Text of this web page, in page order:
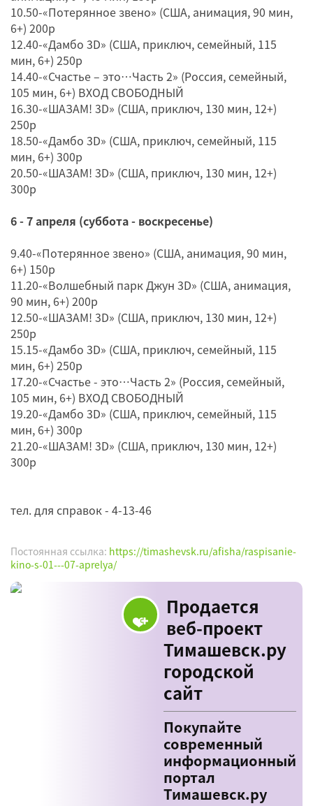
10.50-«Потерянное звено» (США, анимация, 90 мин,
6+) 200р
12.40-«Дамбо 3D» (США, приключ, семейный, 115
мин, 6+) 250р
14.40-«Счастье – это…Часть 2» (Россия, семейный,
105 мин, 6+) ВХОД СВОБОДНЫЙ
16.30-«ШАЗАМ! 3D» (США, приключ, 130 мин, 12+)
250р
18.50-«Дамбо 3D» (США, приключ, семейный, 115
мин, 6+) 300р
20.50-«ШАЗАМ! 3D» (США, приключ, 130 мин, 12+)
300р
6 - 7 апреля (суббота - воскресенье)
9.40-«Потерянное звено» (США, анимация, 90 мин,
6+) 150р
11.20-«Волшебный парк Джун 3D» (США, анимация,
90 мин, 6+) 200р
12.50-«ШАЗАМ! 3D» (США, приключ, 130 мин, 12+)
250р
15.15-«Дамбо 3D» (США, приключ, семейный, 115
мин, 6+) 250р
17.20-«Счастье - это…Часть 2» (Россия, семейный,
105 мин, 6+) ВХОД СВОБОДНЫЙ
19.20-«Дамбо 3D» (США, приключ, семейный, 115
мин, 6+) 300р
21.20-«ШАЗАМ! 3D» (США, приключ, 130 мин, 12+)
300р
тел. для справок - 4-13-46
Постоянная ссылка: https://timashevsk.ru/afisha/raspisanie-
kino-s-01---07-aprelya/
Продается
веб-проект
Тимашевск.ру
городской
сайт
Покупайте
современный
информационный
портал
Тимашевск.ру